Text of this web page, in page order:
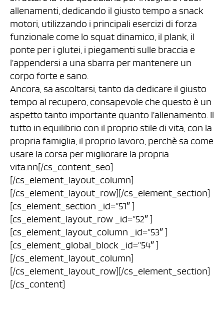
allenamenti, dedicando il giusto tempo a snack
motori, utilizzando i principali esercizi di forza
funzionale come lo squat dinamico, il plank, il
ponte per i glutei, i piegamenti sulle braccia e
l’appendersi a una sbarra per mantenere un
corpo forte e sano.
Ancora, sa ascoltarsi, tanto da dedicare il giusto
tempo al recupero, consapevole che questo è un
aspetto tanto importante quanto l’allenamento. Il
tutto in equilibrio con il proprio stile di vita, con la
propria famiglia, il proprio lavoro, perchè sa come
usare la corsa per migliorare la propria
vita.nn[/cs_content_seo]
[/cs_element_layout_column]
[/cs_element_layout_row][/cs_element_section]
[cs_element_section _id=”51″ ]
[cs_element_layout_row _id=”52″ ]
[cs_element_layout_column _id=”53″ ]
[cs_element_global_block _id=”54″ ]
[/cs_element_layout_column]
[/cs_element_layout_row][/cs_element_section]
[/cs_content]